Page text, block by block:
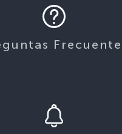
Frecuentes
Avisos